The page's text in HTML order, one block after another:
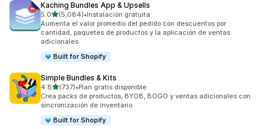
Kaching Bundles App & Upsells
5.0de 5 estrellas
(5,084)
5084 reseñas en total
•Instalación gratuita
Aumenta el valor promedio del pedido con descuentos por
cantidad, paquetes de productos y la aplicación de ventas
adicionales
Built for Shopify
Simple Bundles & Kits
4.8de 5 estrellas
(737)
737 reseñas en total
•Plan gratis disponible
Crea packs de productos, BYOB, BOGO y ventas adicionales con
sincronización de inventario
Built for Shopify